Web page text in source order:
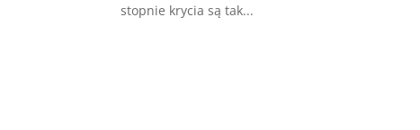
stopnie krycia są tak...